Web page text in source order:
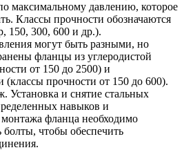
максимальному давлению, которое
Классы прочности обозначаются
150, 300, 600 и др.).
могут быть разными, но
фланцы из углеродистой
от 150 до 2500) и
прочности от 150 до 600).
Установка и снятие стальных
навыков и
фланца необходимо
болты, чтобы обеспечить